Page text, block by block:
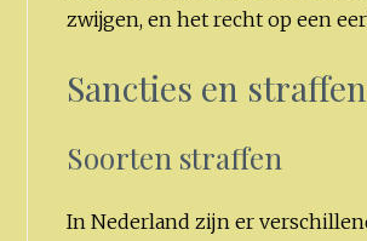
zwijgen, en het recht op een
Sancties en straffen
Soorten straffen
In Nederland zijn er